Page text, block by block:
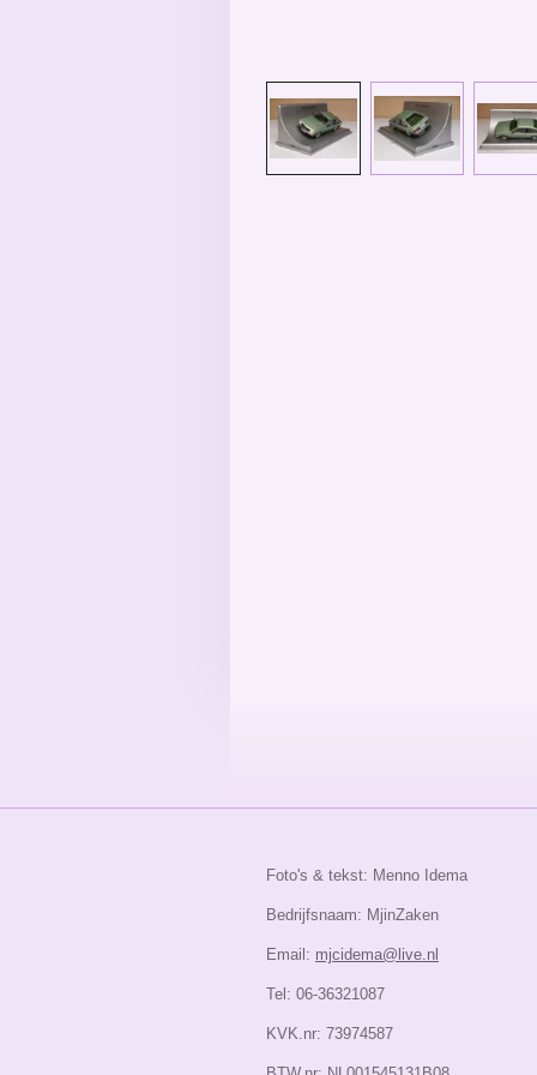
Foto's & tekst: Menno Idema
Bedrijfsnaam: MjinZaken
Email: mjcidema@live.nl
Tel: 06-36321087
KVK.nr: 73974587